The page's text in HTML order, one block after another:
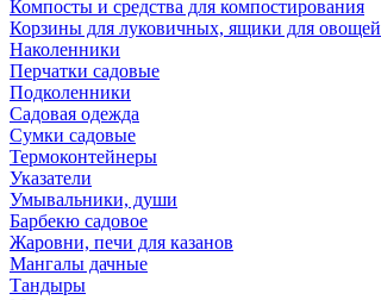
Компосты и средства для компостирования
Корзины для луковичных, ящики для овощей
Наколенники
Перчатки садовые
Подколенники
Садовая одежда
Сумки садовые
Термоконтейнеры
Указатели
Умывальники, души
Барбекю садовое
Жаровни, печи для казанов
Мангалы дачные
Тандыры